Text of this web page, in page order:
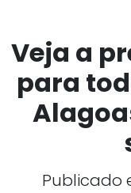
Veja a
para
Publicado